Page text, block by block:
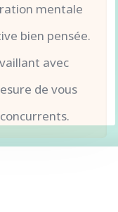
mentale
bien pensée.
avec
de vous